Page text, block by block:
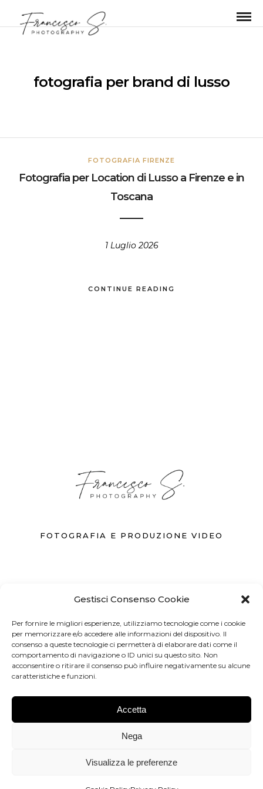
Gestisci Consenso Cookie
Per fornire le migliori esperienze, utilizziamo tecnologie come i cookie
per memorizzare e/o accedere alle informazioni del dispositivo. Il
consenso a queste tecnologie ci permetterà di elaborare dati come il
comportamento di navigazione o ID unici su questo sito. Non
acconsentire o ritirare il consenso può influire negativamente su alcune
caratteristiche e funzioni.
Accetta
Nega
Visualizza le preferenze
fotografia per brand di lusso
FOTOGRAFIA FIRENZE
Fotografia per Location di Lusso a Firenze e in
Toscana
1 Luglio 2026
CONTINUE READING
FOTOGRAFIA E PRODUZIONE VIDEO
371 3742262
INFO@FOTOGRAFO.FIRENZE.IT
FIRENZE
Dimmi di più
© 2024. Developed by WebX.it - P.Iva 07089510486